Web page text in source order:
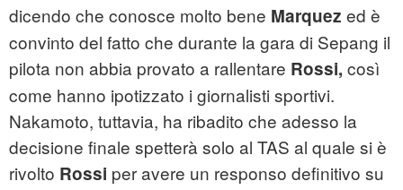
dicendo che conosce molto bene Marquez ed è
convinto del fatto che durante la gara di Sepang il
pilota non abbia provato a rallentare Rossi, così
come hanno ipotizzato i giornalisti sportivi.
Nakamoto, tuttavia, ha ribadito che adesso la
decisione finale spetterà solo al TAS al quale si è
rivolto Rossi per avere un responso definitivo su